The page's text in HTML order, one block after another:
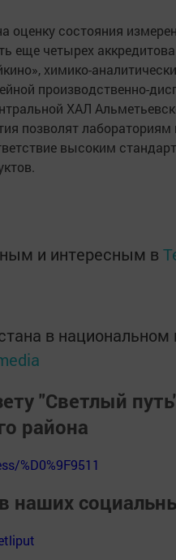
оценку состояния
еще четырех
химико-
производственно-
ХАЛ
позволят
высоким
и интересным в
в
"Светлый
района
%D0%9F9511
наших